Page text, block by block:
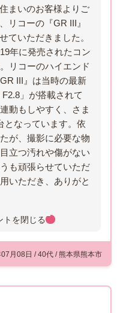
まいのお客様よりご
リコーの『GR III』
ていただきました。
年に発売されたコン
リコーのハイエンド
III』は当時の最新
」が搭載されて
動もしやすく、さま
となっています。依
が、撮影に必要な物
立つ汚れや傷がない
も頑張らせていただ
いただき、ありがと
トを閉じる
月08日 / 40代 / 熊本県熊本市